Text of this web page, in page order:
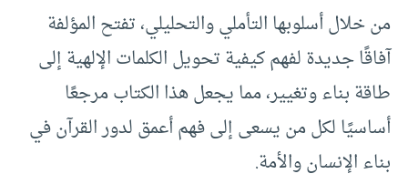
من خلال أسلوبها التأملي والتحليلي، تفتح المؤلفة
آفاقًا جديدة لفهم كيفية تحويل الكلمات الإلهية إلى
طاقة بناء وتغيير، مما يجعل هذا الكتاب مرجعًا
أساسيًا لكل من يسعى إلى فهم أعمق لدور القرآن في
بناء الإنسان والأمة.